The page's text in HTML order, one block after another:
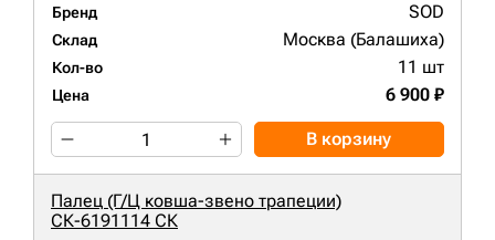
Бренд SOD
Склад Москва (Балашиха)
Кол-во 11 шт
Цена 6 900 ₽
В корзину
Палец (Г/Ц ковша-звено трапеции)
СК-6191114 СК